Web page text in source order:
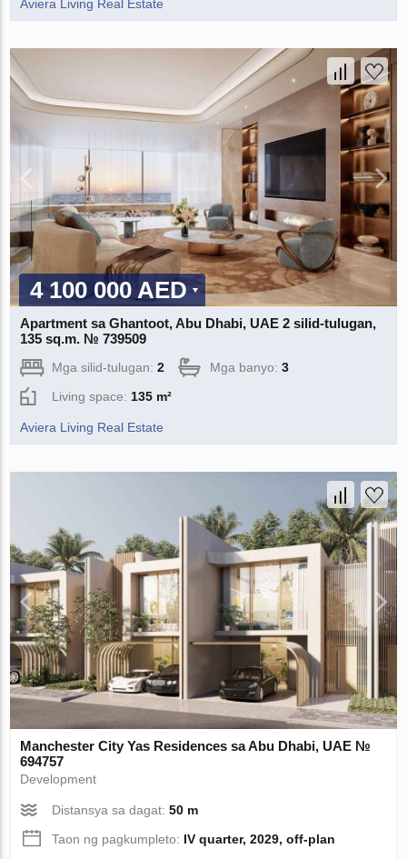
Aviera Living Real Estate
4 100 000 AED
Apartment sa Ghantoot, Abu Dhabi, UAE 2 silid-tulugan,
135 sq.m. № 739509
Mga silid-tulugan:2 Mga banyo:3
Living space: 135 m²
Aviera Living Real Estate
Manchester City Yas Residences sa Abu Dhabi, UAE №
694757
Development
Distansya sa dagat:50 m
Taon ng pagkumpleto: IV quarter, 2029, off-plan